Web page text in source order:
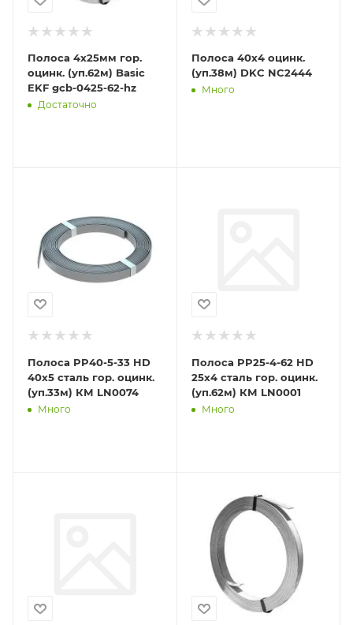
Полоса 4х25мм гор.
оцинк. (уп.62м) Basic
EKF gcb-0425-62-hz
Достаточно
Полоса 40х4 оцинк.
(уп.38м) DKC NC2444
Много
Полоса PP40-5-33 HD
40х5 сталь гор. оцинк.
(уп.33м) КМ LN0074
Много
Полоса PP25-4-62 HD
25х4 сталь гор. оцинк.
(уп.62м) КМ LN0001
Много